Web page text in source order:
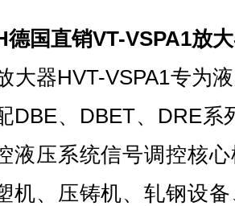
德国直销VT-VSPA1放
大器HVT-VSPA1专为
DBE、DBET、DRE系
液压系统信号调控核
机、压铸机、轧钢设